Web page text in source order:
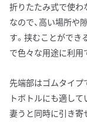
折りたたみ式で使わ
なので、高い場所や
す。挟むことができ
で色々な用途に利用
先端部はゴムタイプ
トボトルにも適して
妻うと同時に引き寄